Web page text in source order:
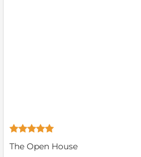
The Open House